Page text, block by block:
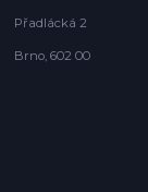
Přadlácká 2
Brno, 602 00